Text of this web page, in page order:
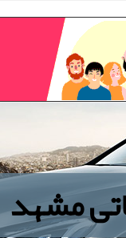
مشهد